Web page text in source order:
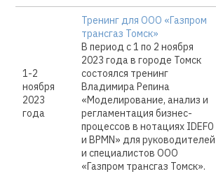
1-2
ноября
2023
года
Тренинг для ООО «Газпром
трансгаз Томск»
В период с 1 по 2 ноября
2023 года в городе Томск
состоялся тренинг
Владимира Репина
«Моделирование, анализ и
регламентация бизнес-
процессов в нотациях IDEF0
и BPMN» для руководителей
и специалистов ООО
«Газпром трансгаз Томск».